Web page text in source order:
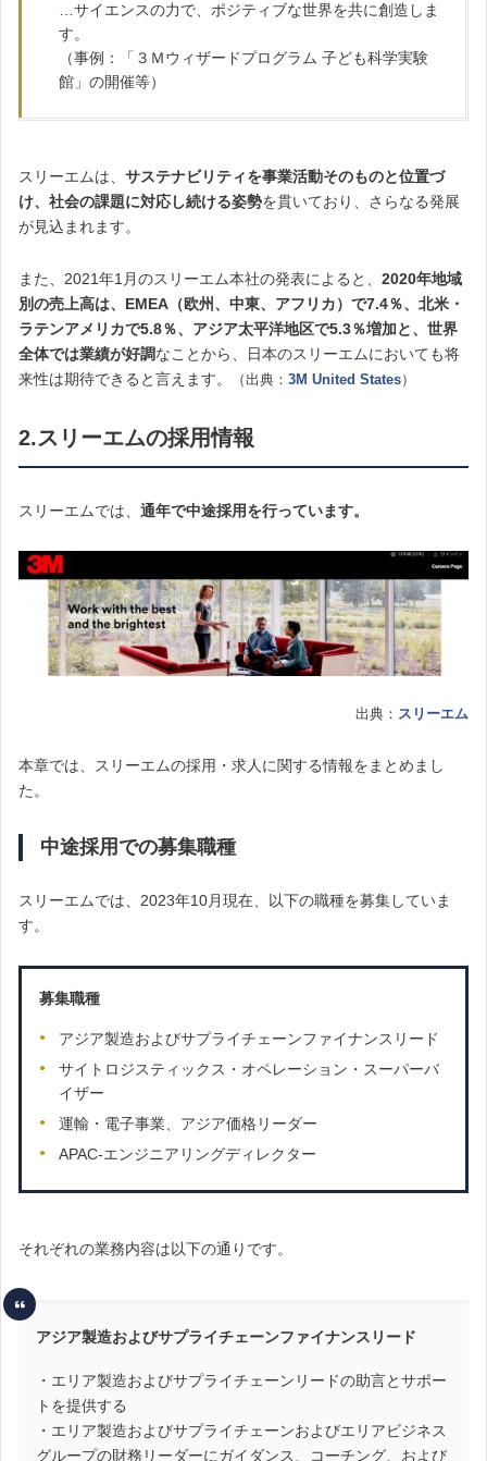
…サイエンスの力で、ポジティブな世界を共に創造しま
す。
（事例：「３Ｍウィザードプログラム 子ども科学実験
館」の開催等）
スリーエムは、 サステナビリティを事業活動そのものと位置づ
け、社会の課題に対応し続ける姿勢を貫いており、さらなる発展
が見込まれます。
また、2021年1月のスリーエム本社の発表によると、 2020年地域
別の売上高は、EMEA（欧州、中東、アフリカ）で7.4％、北米・
ラテンアメリカで5.8％、アジア太平洋地区で5.3％増加と、世界
全体では業績が好調なことから、日本のスリーエムにおいても将
来性は期待できると言えます。
（出典： 3M United States）
2.スリーエムの採用情報
スリーエムでは、 通年で中途採用を行っています。
出典： スリーエム
本章では、スリーエムの採用・求人に関する情報をまとめまし
た。
中途採用での募集職種
スリーエムでは、2023年10月現在、以下の職種を募集していま
す。
募集職種
アジア製造およびサプライチェーンファイナンスリード
サイトロジスティックス・オペレーション・スーパーバ
イザー
運輸・電子事業、アジア価格リーダー
APAC-エンジニアリングディレクター
それぞれの業務内容は以下の通りです。
アジア製造およびサプライチェーンファイナンスリード
・エリア製造およびサプライチェーンリードの助言とサポー
トを提供する
・エリア製造およびサプライチェーンおよびエリアビジネス
グループの財務リーダーにガイダンス、コーチング、および